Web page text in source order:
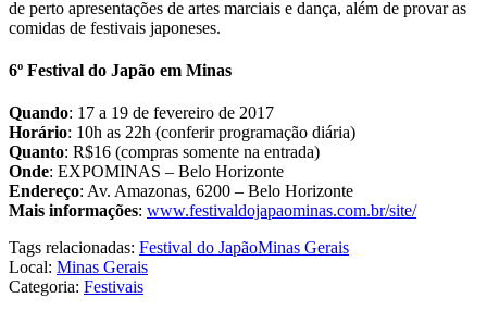
de perto apresentações de artes marciais e dança, além de provar as
comidas de festivais japoneses.
6º Festival do Japão em Minas
Quando: 17 a 19 de fevereiro de 2017
Horário: 10h as 22h (conferir programação diária)
Quanto: R$16 (compras somente na entrada)
Onde: EXPOMINAS – Belo Horizonte
Endereço: Av. Amazonas, 6200 – Belo Horizonte
Mais informações: www.festivaldojapaominas.com.br/site/
Tags relacionadas: Festival do JapãoMinas Gerais
Local: Minas Gerais
Categoria: Festivais